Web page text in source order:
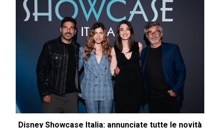
Disney Showcase Italia: annunciate tutte le novità